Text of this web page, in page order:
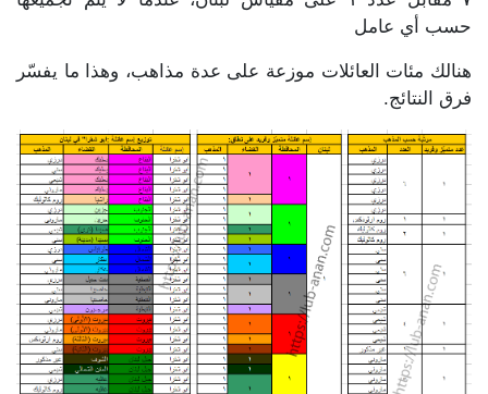
حسب أي عامل
هنالك مئات العائلات موزعة على عدة مذاهب، وهذا ما يفسّر
فرق النتائج.